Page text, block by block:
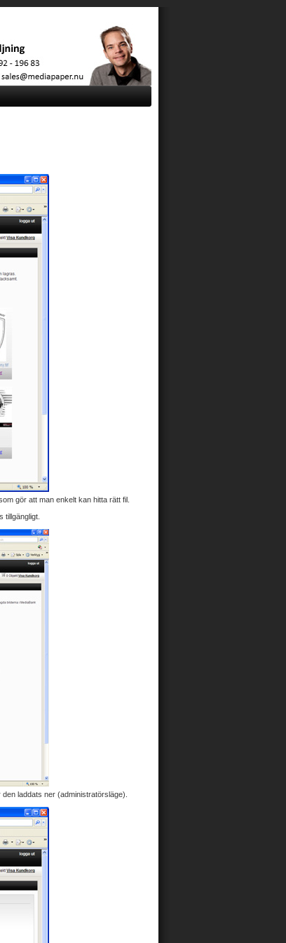
gör att man enkelt kan hitta rätt fil.
tillgängligt.
laddats ner (administratörsläge).